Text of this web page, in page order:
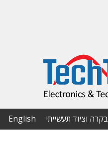
בקרה וציוד תעשייתי English